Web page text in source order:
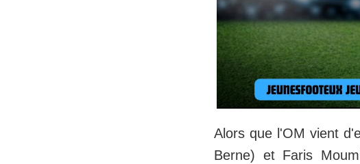
Alors que l'OM vient
Berne) et Faris